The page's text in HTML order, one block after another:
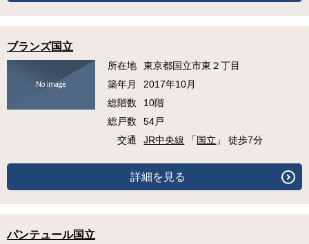
ブランズ国立
所在地
東京都国立市東２丁目
築年月
2017年10月
総階数
10階
総戸数
54戸
交通
JR中央線 「 国立 」 徒歩7分
詳細を見る
パンテュール国立